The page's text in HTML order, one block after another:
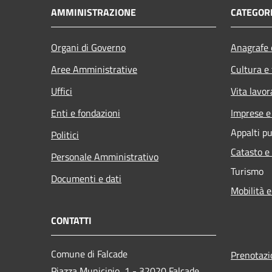
AMMINISTRAZIONE
Organi di Governo
Aree Amministrative
Uffici
Enti e fondazioni
Politici
Personale Amministrativo
Documenti e dati
Cultura
Vita
Imprese
Appalti
Catasto
Turismo
Mobilità
CONTATTI
Comune di Falcade